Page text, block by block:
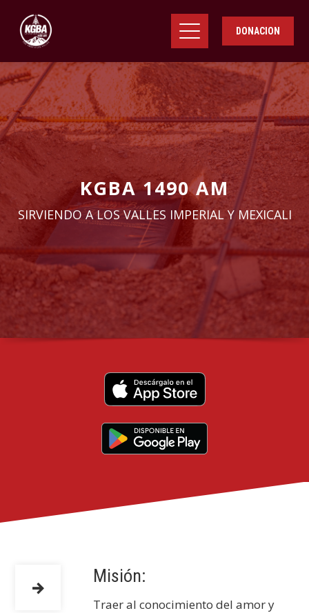
DONACION
KGBA 1490 AM
SIRVIENDO A LOS VALLES IMPERIAL Y MEXICALI
Misión:
Traer al conocimiento del amor y